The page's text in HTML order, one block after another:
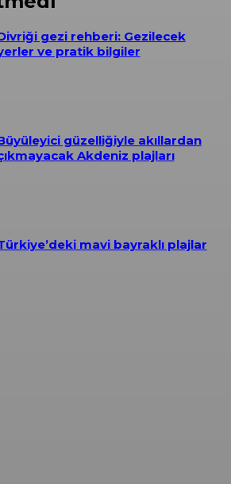
gezi rehberi: Gezilecek
ve pratik bilgiler
güzelliğiyle akıllardan
Akdeniz plajları
mavi bayraklı plajlar